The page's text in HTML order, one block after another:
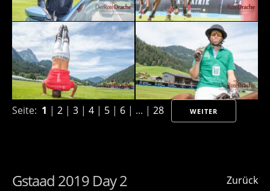
Seite: 1 | 2 | 3 | 4 | 5 | 6 | ... | 28 WEITER
Zurück
Gstaad 2019 Day 2